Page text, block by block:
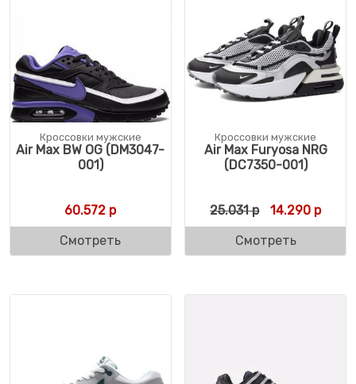
Кроссовки мужские
Air Max BW OG (DM3047-
001)
60.572 р
Смотреть
Кроссовки мужские
Air Max Furyosa NRG
(DC7350-001)
25.031р 14.290 р
Смотреть